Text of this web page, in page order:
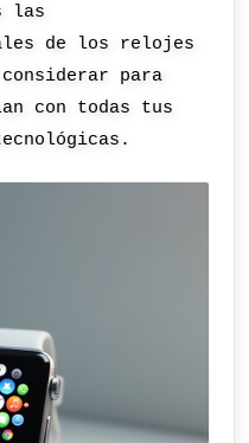
las
de los relojes
para
con todas tus